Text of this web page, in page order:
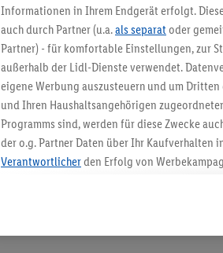
Informationen in Ihrem Endgerät erfolgt.
auch durch Partner (u.a.als separat oder
Partner) - für komfortable Einstellungen, zur
außerhalb der Lidl-Dienste verwendet.
eigene Werbung auszusteuern und um
und Ihren Haushaltsangehörigen
Programms sind, werden für diese Zwecke
der o.g. Partner Daten über Ihr
Verantwortlicherden Erfolg von
angereicherten Profilen. Dies umfasst die
Kaufverhalten in den Lidl-Diensten,
genauen Standortdaten) auch über